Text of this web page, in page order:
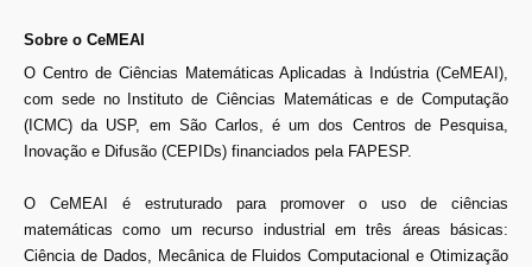
Sobre o CeMEAI
O Centro de Ciências Matemáticas Aplicadas à Indústria (CeMEAI),
com sede no Instituto de Ciências Matemáticas e de Computação
(ICMC) da USP, em São Carlos, é um dos Centros de Pesquisa,
Inovação e Difusão (CEPIDs) financiados pela FAPESP.
O CeMEAI é estruturado para promover o uso de ciências
matemáticas como um recurso industrial em três áreas básicas:
Ciência de Dados, Mecânica de Fluidos Computacional e Otimização